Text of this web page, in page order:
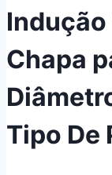
Chapa
Tipo De